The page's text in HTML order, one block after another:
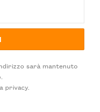
sarà mantenuto
privacy.